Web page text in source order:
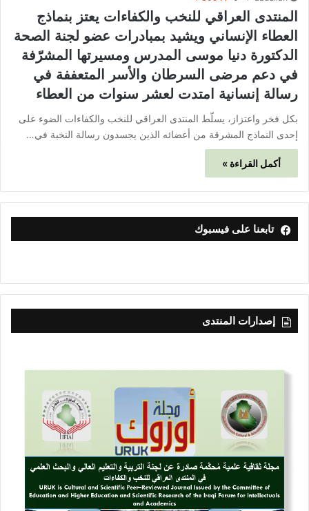
المنتدى العراقي للنخب والكفاءات يعتز بنماذج
العطاء الإنساني ويشيد بمبادرات عضو لجنة الصحة
الدكتورة دنيا موسى المدرس ومسيرتها المشرّفة
في دعم مرضى السرطان والأسر المتعففة في
رسالة إنسانية امتدت لعشر سنوات من العطاء
بكل فخر واعتزاز، يسلّط المنتدى العراقي للنخب والكفاءات الضوء على
إحدى النماذج المشرقة من أعضائه الذين يجسدون رسالة النخبة في…
أكمل القراءة »
تابعنا على فيسبوك
إصدارات المنتدى